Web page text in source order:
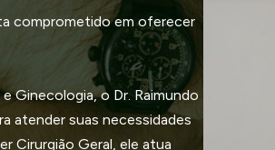
comprometido em oferecer
Ginecologia, o Dr. Raimundo
atender suas necessidades
Cirurgião Geral, ele atua